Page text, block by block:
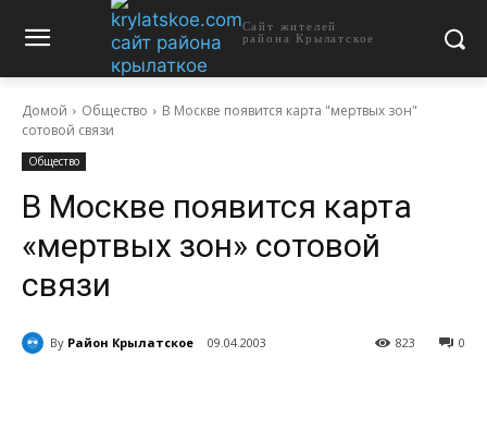
Сайт жителей
района Крылатское
Домой Общество
В Москве появится карта "мертвых зон"
сотовой связи
Общество
В Москве появится карта
«мертвых зон» сотовой
связи
By Район Крылатское 09.04.2003 0
823